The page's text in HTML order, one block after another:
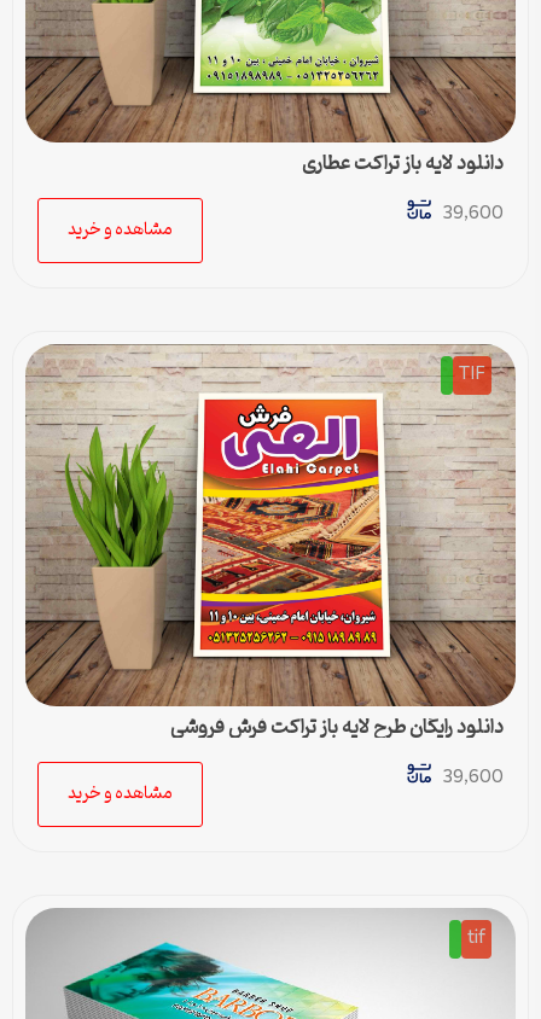
دانلود لایه باز تراکت عطاری
39,600
مشاهده و خرید
TIF
دانلود رایگان طرح لایه باز تراکت فرش فروشی
39,600
مشاهده و خرید
tif